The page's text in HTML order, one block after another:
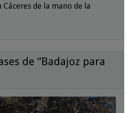
de la mano de la
de “Badajoz para